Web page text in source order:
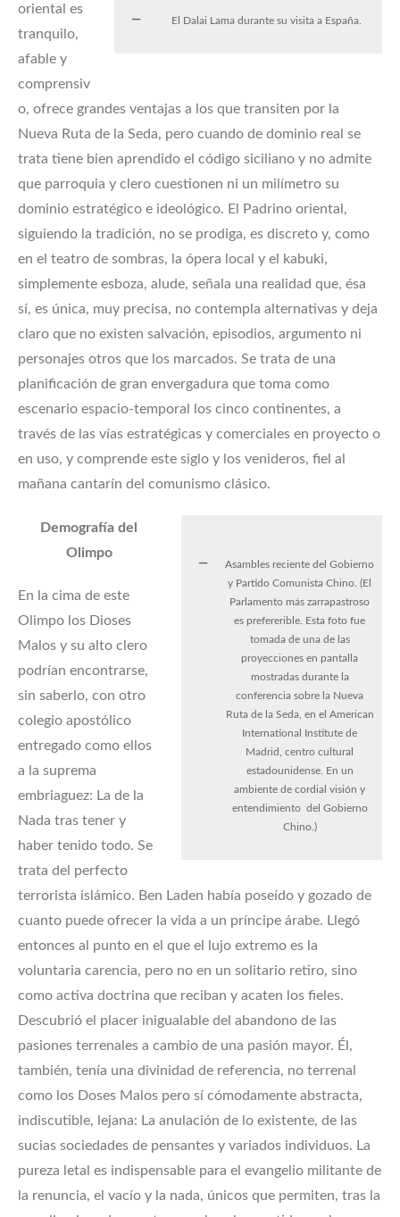
El Dalai Lama durante su visita a España.
oriental es
tranquilo,
afable y
comprensiv
o, ofrece grandes ventajas a los que transiten por la
Nueva Ruta de la Seda, pero cuando de dominio real se
trata tiene bien aprendido el código siciliano y no admite
que parroquia y clero cuestionen ni un milímetro su
dominio estratégico e ideológico. El Padrino oriental,
siguiendo la tradición, no se prodiga, es discreto y, como
en el teatro de sombras, la ópera local y el kabuki,
simplemente esboza, alude, señala una realidad que, ésa
sí, es única, muy precisa, no contempla alternativas y deja
claro que no existen salvación, episodios, argumento ni
personajes otros que los marcados. Se trata de una
planificación de gran envergadura que toma como
escenario espacio-temporal los cinco continentes, a
través de las vías estratégicas y comerciales en proyecto o
en uso, y comprende este siglo y los venideros, fiel al
mañana cantarín del comunismo clásico.
Asambles reciente del Gobierno
y Partido Comunista Chino. (El
Parlamento más zarrapastroso
es prefererible. Esta foto fue
tomada de una de las
proyecciones en pantalla
mostradas durante la
conferencia sobre la Nueva
Ruta de la Seda, en el American
International Institute de
Madrid, centro cultural
estadounidense. En un
ambiente de cordial visión y
entendimiento del Gobierno
Chino.)
Demografía del
Olimpo
En la cima de este
Olimpo los Dioses
Malos y su alto clero
podrían encontrarse,
sin saberlo, con otro
colegio apostólico
entregado como ellos
a la suprema
embriaguez: La de la
Nada tras tener y
haber tenido todo. Se
trata del perfecto
terrorista islámico. Ben Laden había poseído y gozado de
cuanto puede ofrecer la vida a un príncipe árabe. Llegó
entonces al punto en el que el lujo extremo es la
voluntaria carencia, pero no en un solitario retiro, sino
como activa doctrina que reciban y acaten los fieles.
Descubrió el placer inigualable del abandono de las
pasiones terrenales a cambio de una pasión mayor. Él,
también, tenía una divinidad de referencia, no terrenal
como los Doses Malos pero sí cómodamente abstracta,
indiscutible, lejana: La anulación de lo existente, de las
sucias sociedades de pensantes y variados individuos. La
pureza letal es indispensable para el evangelio militante de
la renuncia, el vacío y la nada, únicos que permiten, tras la